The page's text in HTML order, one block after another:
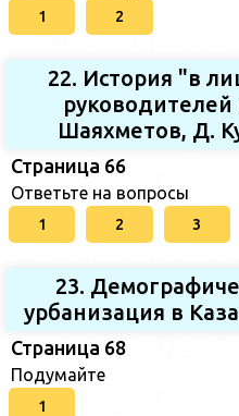
1 2
22. История "в
Шаяхметов, Д.
Страница 66
Ответьте на вопросы
1 2 3
23.
урбанизация в
Страница 68
Подумайте
1